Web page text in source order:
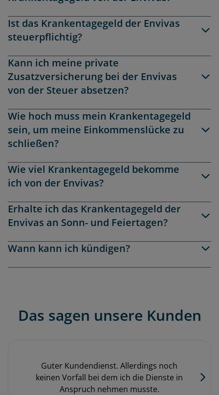
Ist das Krankentagegeld der Envivas
steuerpflichtig?
Kann ich meine private
Zusatzversicherung bei der Envivas
von der Steuer absetzen?
Wie hoch muss mein Krankentagegeld
sein, um meine Einkommenslücke zu
schließen?
Wie viel Krankentagegeld bekomme
ich von der Envivas?
Erhalte ich das Krankentagegeld der
Envivas an Sonn- und Feiertagen?
Wann kann ich kündigen?
Das sagen unsere Kunden
Guter Kundendienst. Allerdings noch
keinen Vorfall bei dem ich die Dienste in
Anspruch nehmen musste.